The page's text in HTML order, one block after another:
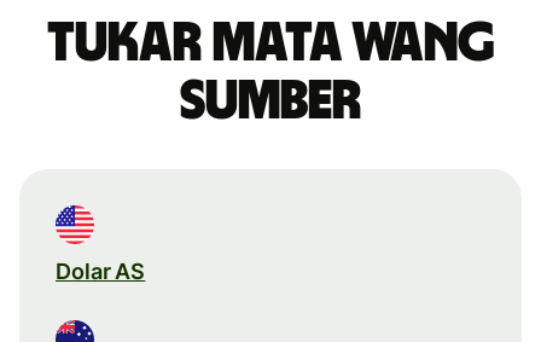
Tukar mata wang
sumber
Dolar AS